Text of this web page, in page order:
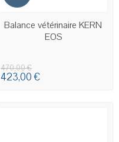
EN STOCK
Balance vétérinaire KERN
EOS
470,00 €
423,00 €